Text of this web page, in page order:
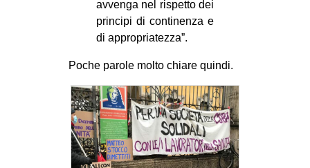
avvenga nel rispetto dei
principi di continenza e
di appropriatezza”.
Poche parole molto chiare quindi.